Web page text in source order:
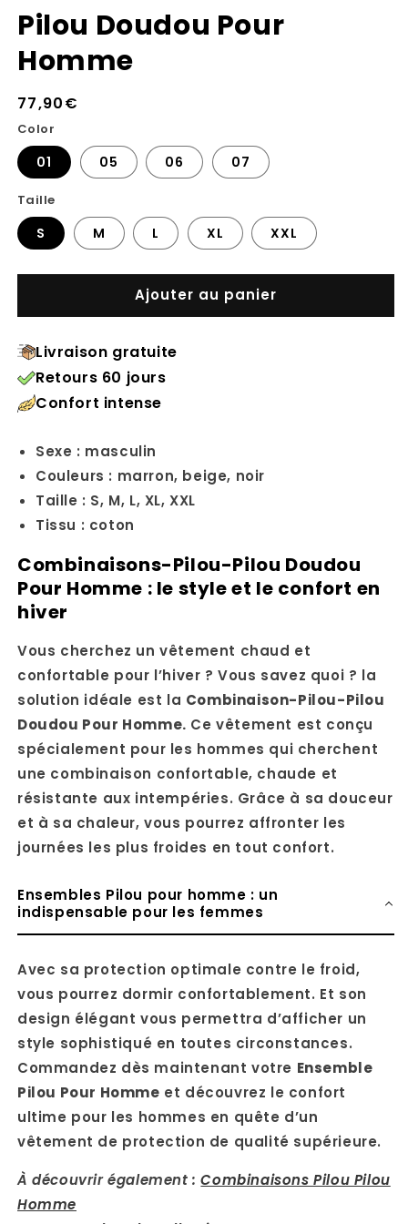
Pilou Doudou Pour
Homme
Prix
habituel
77,90€
Color
01 05 06 07
Taille
S M L XL XXL
Ajouter au panier
Livraison gratuite
Retours 60 jours
Confort intense
Sexe : masculin
Couleurs : marron, beige, noir
Taille : S, M, L, XL, XXL
Tissu : coton
Combinaisons-Pilou-Pilou Doudou
Pour Homme : le style et le confort en
hiver
Vous cherchez un vêtement chaud et
confortable pour l’hiver ? Vous savez quoi ? la
solution idéale est la Combinaison-Pilou-Pilou
Doudou Pour Homme. Ce vêtement est conçu
spécialement pour les hommes qui cherchent
une combinaison confortable, chaude et
résistante aux intempéries. Grâce à sa douceur
et à sa chaleur, vous pourrez affronter les
journées les plus froides en tout confort.
Ensembles Pilou pour homme : un
indispensable pour les femmes
Avec sa protection optimale contre le froid,
vous pourrez dormir confortablement. Et son
design élégant vous permettra d’afficher un
style sophistiqué en toutes circonstances.
Commandez dès maintenant votre Ensemble
Pilou Pour Homme et découvrez le confort
ultime pour les hommes en quête d’un
vêtement de protection de qualité supérieure.
À découvrir également :Combinaisons Pilou Pilou
Homme